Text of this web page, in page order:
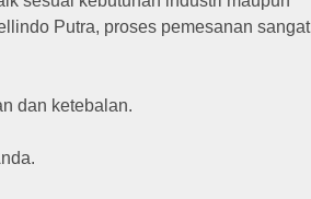
Putra, proses pemesanan sangat
dan ketebalan.